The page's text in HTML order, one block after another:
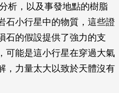
析，以及事發地點的樹脂
石小行星中的物質，這些證
石的假設提供了強力的支
可能是這小行星在穿過大氣
，力量太大以致於天體沒有